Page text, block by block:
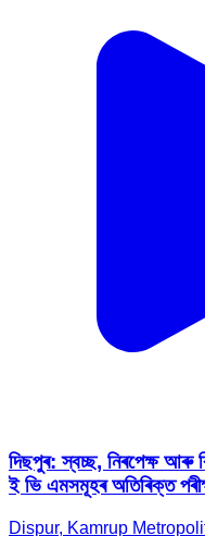
দিছপুৰ: স্বচ্ছ, নিৰপেক্ষ আৰু
ই ভি এমসমূহৰ অতিৰিক্ত
Dispur, Kamrup